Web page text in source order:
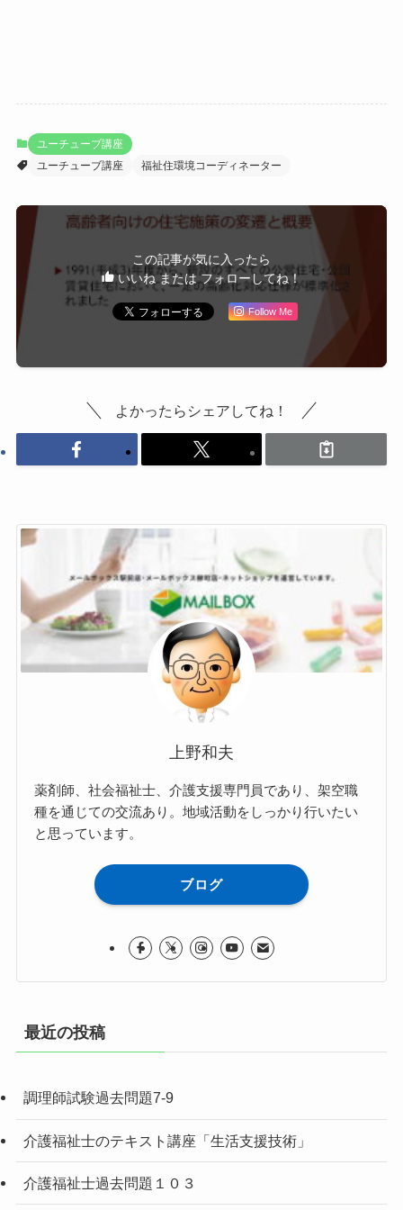
ユーチューブ講座
ユーチューブ講座
福祉住環境コーディネーター
この記事が気に入ったら
いいね または フォローしてね！
Follow Me
よかったらシェアしてね！
上野和夫
薬剤師、社会福祉士、介護支援専門員であり、架空職
種を通じての交流あり。地域活動をしっかり行いたい
と思っています。
ブログ
最近の投稿
調理師試験過去問題7-9
介護福祉士のテキスト講座「生活支援技術」
介護福祉士過去問題１０３